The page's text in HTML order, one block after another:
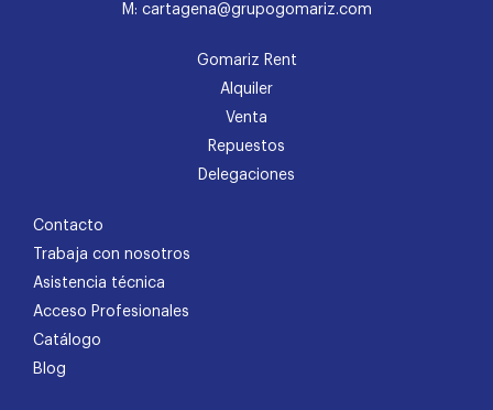
M: cartagena@grupogomariz.com
Gomariz Rent
Alquiler
Venta
Repuestos
Delegaciones
Contacto
Trabaja con nosotros
Asistencia técnica
Acceso Profesionales
Catálogo
Blog